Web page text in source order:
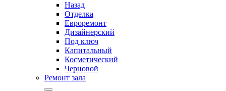
Назад
Отделка
Евроремонт
Дизайнерский
Под ключ
Капитальный
Косметический
Черновой
Ремонт зала